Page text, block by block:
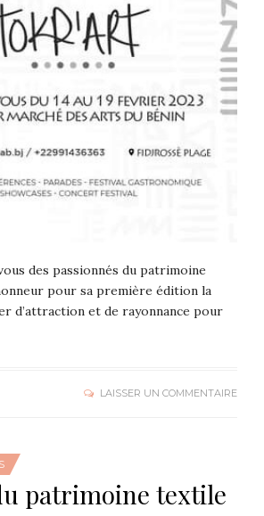
des passionnés du patrimoine
pour sa première édition la
d’attraction et de rayonnance pour
LAISSER UN COMMENTAIRE
patrimoine textile